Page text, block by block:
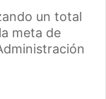
un total
meta de